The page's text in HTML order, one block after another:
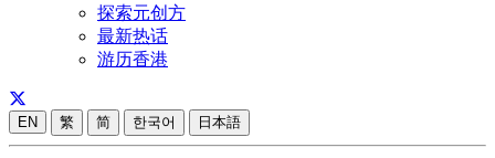
探索元创方
最新热话
游历香港
EN 繁 简 한국어 日本語